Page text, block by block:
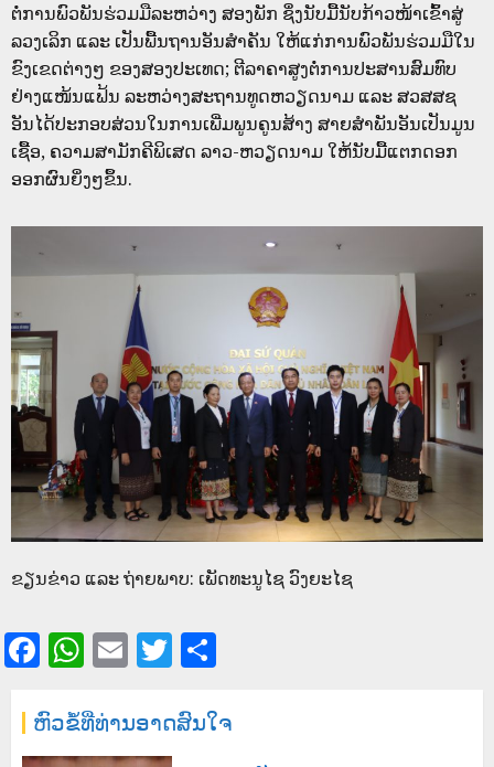
ຕໍ່ການພົວພັນຮ່ວມມືລະຫວ່າງ ສອງພັກ ຊຶ່ງນັບມື້ນັບກ້າວໜ້າເຂົ້າສູ່
ລວງເລິກ ແລະ ເປັນພື້ນຖານອັນສຳຄັນ ໃຫ້ແກ່ການພົວພັນຮ່ວມມືໃນ
ຂົງເຂດຕ່າງໆ ຂອງສອງປະເທດ; ຕີລາຄາສູງຕໍ່ການປະສານສົມທົບ
ຢ່າງແໜ້ນແຟ້ນ ລະຫວ່າງສະຖານທູດຫວຽດນາມ ແລະ ສວສສຊ
ອັນໄດ້ປະກອບສ່ວນໃນການເພີ່ມພູນຄູນສ້າງ ສາຍສຳພັນອັນເປັນມູນ
ເຊື້ອ, ຄວາມສາມັກຄີພິເສດ ລາວ-ຫວຽດນາມ ໃຫ້ນັບມື້ແຕກດອກ
ອອກຜົນຍິ່ງໆຂຶ້ນ.
ຂຽນຂ່າວ ແລະ ຖ່າຍພາບ: ເພັດທະນູໄຊ ວົງຍະໄຊ
Facebook
WhatsApp
EmailTwitter
ຫົວຂໍ້ທີ່ທ່ານອາດສົນໃຈ